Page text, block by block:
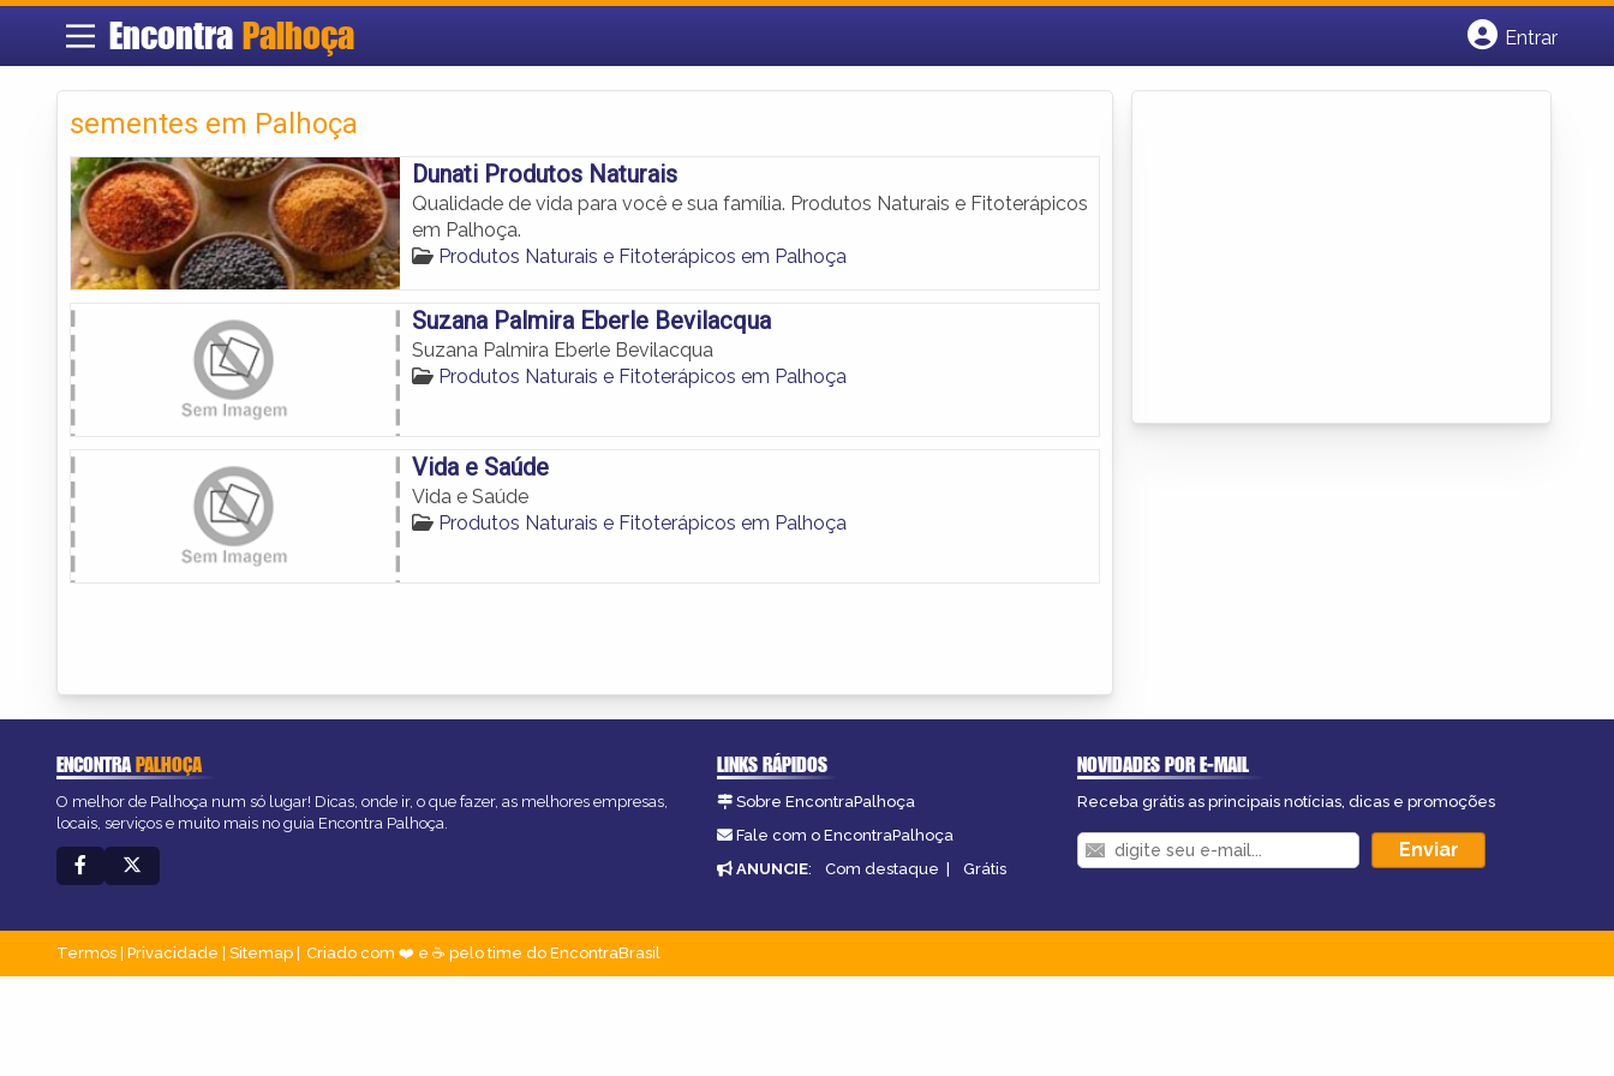
Encontra Palhoça
Entrar
sementes em Palhoça
Dunati Produtos Naturais
Qualidade de vida para você e sua família. Produtos Naturais e Fitoterápicos
em Palhoça.
Produtos Naturais e Fitoterápicos em Palhoça
Suzana Palmira Eberle Bevilacqua
Suzana Palmira Eberle Bevilacqua
Produtos Naturais e Fitoterápicos em Palhoça
Vida e Saúde
Vida e Saúde
Produtos Naturais e Fitoterápicos em Palhoça
ENCONTRAPALHOÇA
O melhor de Palhoça num só lugar! Dicas, onde ir, o que fazer, as melhores empresas,
locais, serviços e muito mais no guia Encontra Palhoça.
LINKS RÁPIDOS
Sobre EncontraPalhoça
Fale com o EncontraPalhoça
ANUNCIE: Com destaque | Grátis
NOVIDADES POR E-MAIL
Receba grátis as principais notícias, dicas e promoções
Termos Privacidade Sitemap Criado com ❤️ e ☕ pelo time do EncontraBrasil